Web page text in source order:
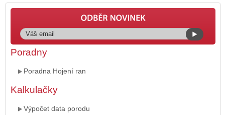
Poradny
Poradna Hojení ran
Kalkulačky
Výpočet data porodu